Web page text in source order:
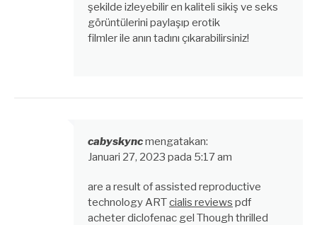
şekilde izleyebilir en kaliteli sikiş ve seks
görüntülerini paylaşıp erotik
filmler ile anın tadını çıkarabilirsiniz!
cabyskyncmengatakan:
Januari 27, 2023 pada 5:17 am
are a result of assisted reproductive
technology ARTcialis reviews pdf
acheter diclofenac gel Though thrilled